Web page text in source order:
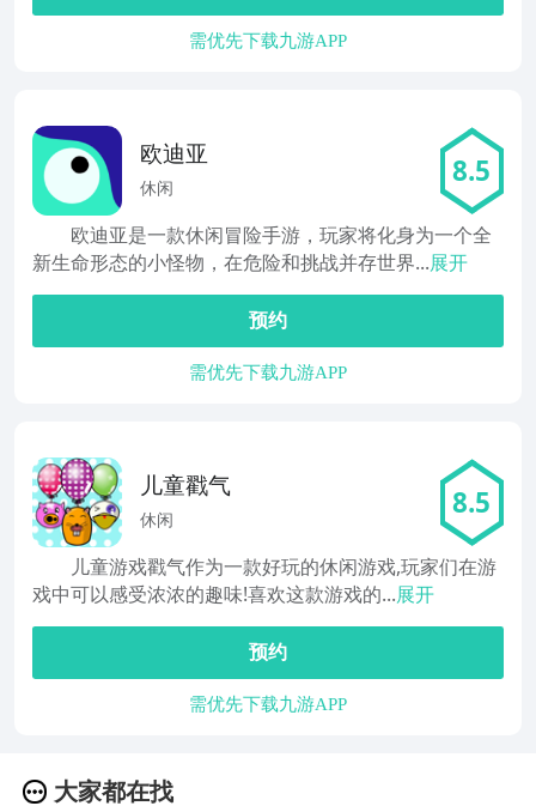
需优先下载九游APP
欧迪亚
休闲 8.5
欧迪亚是一款休闲冒险手游，玩家将化身为一个全
新生命形态的小怪物，在危险和挑战并存世界...展开
预约
需优先下载九游APP
儿童戳气
休闲 8.5
儿童游戏戳气作为一款好玩的休闲游戏,玩家们在游
戏中可以感受浓浓的趣味!喜欢这款游戏的...展开
预约
需优先下载九游APP
大家都在找